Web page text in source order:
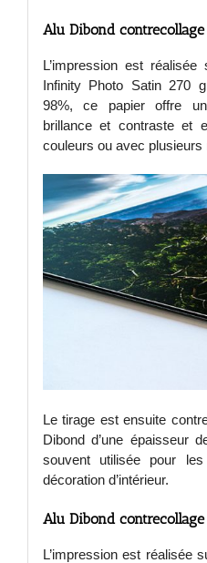
Alu Dibond
L’impression est
Infinity Photo Satin 270
98%, ce papier offre
brillance et contraste et
couleurs ou avec plusieurs
Le tirage est ensuite
Dibond d’une épaisseur
souvent utilisée pour
décoration d’intérieur.
Alu Dibond
L’impression est réalisée